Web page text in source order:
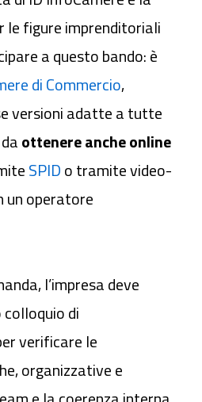
le figure imprenditoriali
a questo bando: è
di Commercio,
versioni adatte a tutte
ottenere anche online
SPIDo tramite video-
un operatore
l’impresa deve
colloquiodi
verificare le
organizzative e